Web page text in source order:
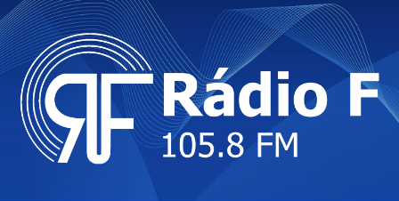
Skip
to
content